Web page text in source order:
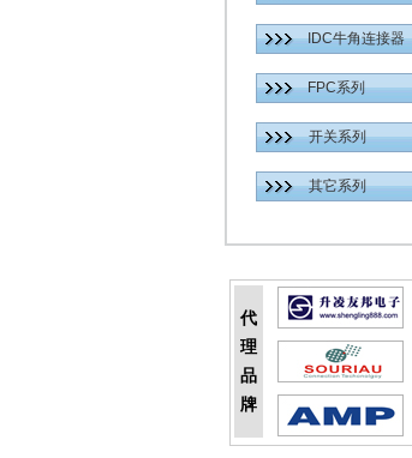
IDC牛角连接器
FPC系列
开关系列
其它系列
代
理
品
牌